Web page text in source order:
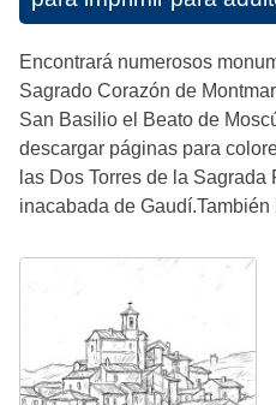
Encontrará numerosos
Sagrado Corazón de
San Basilio el Beato de
descargar páginas para
las Dos Torres de la Sagrada
inacabada de